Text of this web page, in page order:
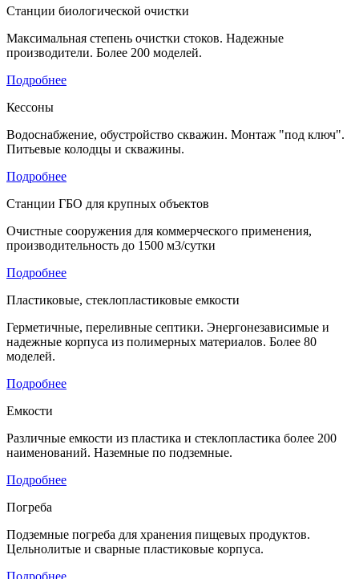
Станции биологической очистки
Максимальная степень очистки стоков. Надежные
производители. Более 200 моделей.
Подробнее
Кессоны
Водоснабжение, обустройство скважин. Монтаж "под ключ".
Питьевые колодцы и скважины.
Подробнее
Станции ГБО для крупных объектов
Очистные сооружения для коммерческого применения,
производительность до 1500 м3/сутки
Подробнее
Пластиковые, стеклопластиковые емкости
Герметичные, переливные септики. Энергонезависимые и
надежные корпуса из полимерных материалов. Более 80
моделей.
Подробнее
Емкости
Различные емкости из пластика и стеклопластика более 200
наименований. Наземные по подземные.
Подробнее
Погреба
Подземные погреба для хранения пищевых продуктов.
Цельнолитые и сварные пластиковые корпуса.